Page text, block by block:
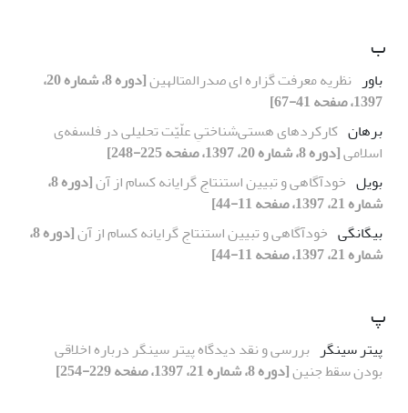
ب
باور نظریه معرفت گزاره ای صدرالمتالهین
[دوره 8، شماره 20،
1397، صفحه 41-67]
برهان کارکردهای هستی‌شناختیِ علّیّت تحلیلی در فلسفه‌ی
اسلامی[دوره 8، شماره 20، 1397، صفحه 225-248]
بویل خودآگاهی و تبیین استنتاج گرایانه کسام از آن
[دوره 8،
شماره 21، 1397، صفحه 11-44]
بیگانگی خودآگاهی و تبیین استنتاج گرایانه کسام از آن
[دوره 8،
شماره 21، 1397، صفحه 11-44]
پ
پیتر سینگر بررسی و نقد دیدگاه پیتر سینگر درباره اخلاقی
بودن سقط جنین[دوره 8، شماره 21، 1397، صفحه 229-254]